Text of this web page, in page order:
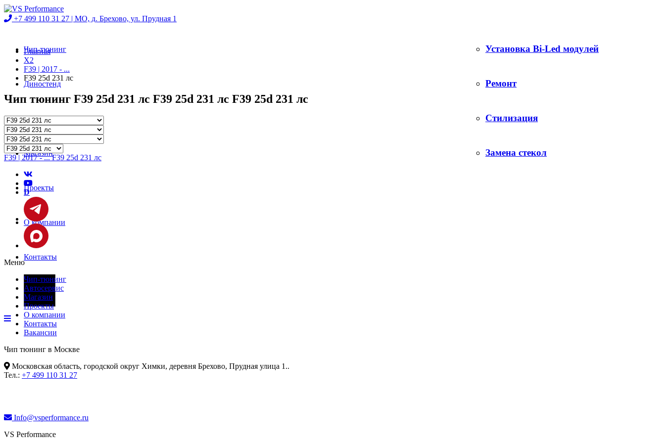
+7 499 110 31 27 | МО, д. Брехово, ул. Прудная 1
Чип-тюнинг
Диностенд
Автосервис
Магазин
Проекты
О компании
Контакты
Фары
Установка Bi-Led модулей
Ремонт
Стилизация
Замена стекол
Главная
X2
F39 | 2017 - ...
F39 25d 231 лс
Чип тюнинг F39 25d 231 лс F39 25d 231 лс F39 25d 231 лс
F39 | 2017 - ... F39 25d 231 лс
D
Меню
Чип-тюнинг
Автосервис
Магазин
Проекты
О компании
Контакты
Вакансии
Чип тюнинг в Москве
Московская область, городской округ Химки, деревня Брехово, Прудная улица 1..
Тел.: +7 499 110 31 27
Info@vsperformance.ru
VS Performance